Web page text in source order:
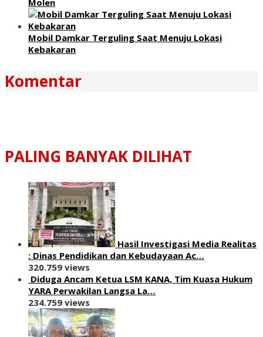
Mobil Damkar Terguling Saat Menuju Lokasi
Kebakaran
Komentar
PALING BANYAK DILIHAT
Hasil Investigasi Media Realitas
: ‎Dinas Pendidikan dan Kebudayaan Ac…
320.759 views
Diduga Ancam Ketua LSM KANA, Tim Kuasa Hukum
YARA Perwakilan Langsa La…
234.759 views